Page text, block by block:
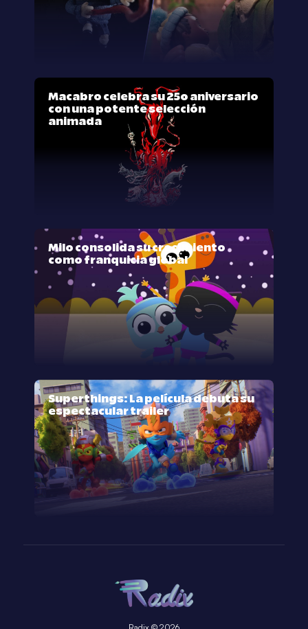
Macabro celebra su 25º aniversario
con una potente selección
animada
Milo consolida su crecimiento
como franquicia global
Superthings: La película debuta su
espectacular trailer